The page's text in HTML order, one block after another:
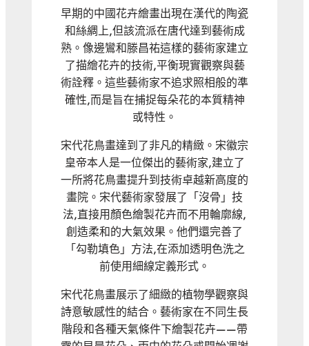
早期的中國花卉繪畫出現在漢代的陶瓷
和絲綢上,但該流派在唐代達到藝術成
熟。像邊鸞和滕昌祐這樣的藝術家建立
了描繪花卉的技術,平衡現實觀察與藝
術詮釋。這些藝術家不追求照相般的準
確性,而是旨在捕捉每朵花的本質精神
或特性。
宋代花鳥畫達到了非凡的精緻。宋徽宗
皇帝本人是一位傑出的藝術家,建立了
一所將花鳥畫提升到技術卓越新高度的
畫院。宋代藝術家發展了「沒骨」技
法,直接用顏色繪製花卉而不用輪廓線,
創造柔和的大氣效果。他們還完善了
「勾勒填色」方法,在添加透明色洗之
前使用細線定義形式。
宋代花鳥畫展示了細緻的植物學觀察與
詩意敏感性的結合。藝術家在不同生長
階段和各種天氣條件下繪製花卉——帶